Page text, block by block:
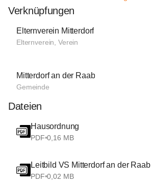
Verknüpfungen
Elternverein Mitterdorf
Elternverein, Verein
Mitterdorf an der Raab
Gemeinde
Dateien
Hausordnung
PDF•0,16 MB
Leitbild VS Mitterdorf an der Raab
PDF•0,02 MB